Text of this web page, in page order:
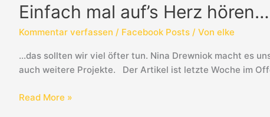
Einfach mal auf’s Herz hören…
Kommentar verfassen / Facebook Posts / Von elke
…das sollten wir viel öfter tun. Nina Drewniok macht es
auch weitere Projekte. Der Artikel ist letzte Woche im
auf’s
hören…
Read More »